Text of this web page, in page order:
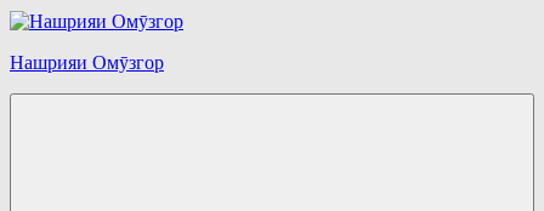
Перейти
содержимому
Нашрияи Омӯзгор